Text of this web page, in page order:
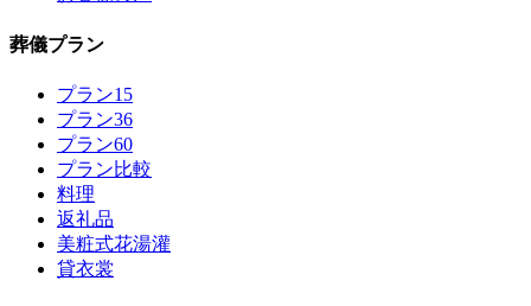
葬儀プラン
プラン15
プラン36
プラン60
プラン比較
料理
返礼品
美粧式花湯灌
貸衣裳